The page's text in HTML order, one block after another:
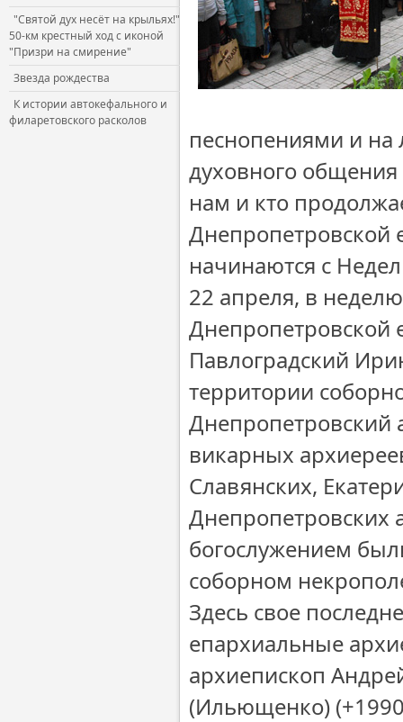
"Святой дух несёт на крыльях!"
50-км крестный ход с иконой
"Призри на смирение"
Звезда рождества
К истории автокефального и
филаретовского расколов
песнопениями и на
духовного
нам и кто
начинаются с
22 апреля, в
Днепропетровской
Павлоградский
территории
викарных
Славянских,
Днепропетровских
богослужением
соборном
Здесь свое
епархиальные
архиепископ
(Ильющенко)